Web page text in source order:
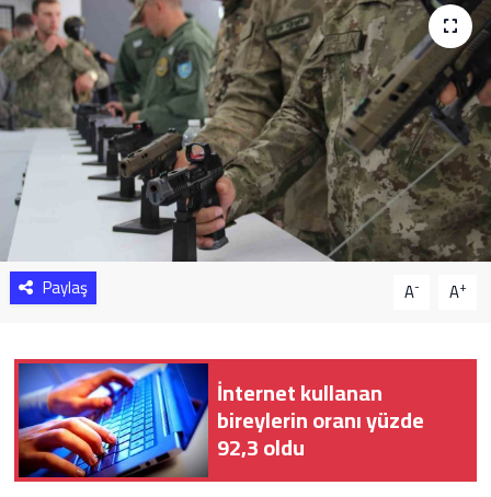
Paylaş A- A+
İnternet kullanan
bireylerin oranı yüzde
92,3 oldu
Resmi İlan
Resmi Reklam